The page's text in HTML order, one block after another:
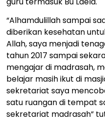
“Alhamdulillah sampai
diberikan kesehatan
Allah, saya menjadi
tahun 2017 sampai
mengajar di madrasah,
belajar masih ikut di
sekretariat saya
satu ruangan di tempat
sekretariat madrasah”